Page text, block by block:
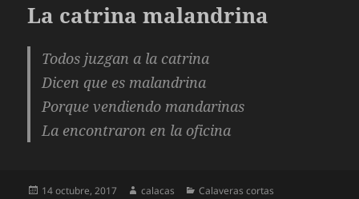
La catrina malandrina
Todos juzgan a la catrina
Dicen que es malandrina
Porque vendiendo mandarinas
La encontraron en la oficina
Publicado
14 octubre, 2017 Autor
calacas Categorías
Calaveras cortas